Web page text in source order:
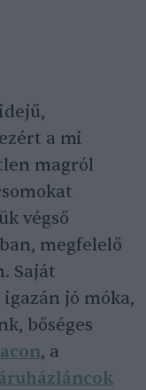
a mi
magról
végső
megfelelő
Saját
igazán jó móka,
bőséges
, a